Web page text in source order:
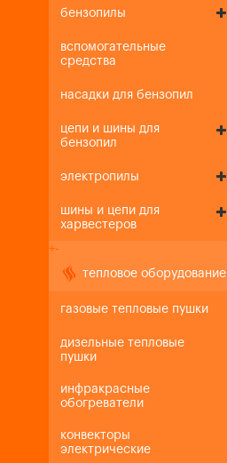
бензопилы
вспомогательные
средства
насадки для бензопил
цепи и шины для
бензопил
электропилы
шины и цепи для
харвестеров
+-
тепловое оборудование
газовые тепловые пушки
дизельные тепловые
пушки
инфракрасные
обогреватели
конвекторы
электрические